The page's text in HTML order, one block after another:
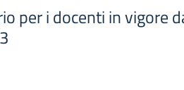
per i docenti in vigore